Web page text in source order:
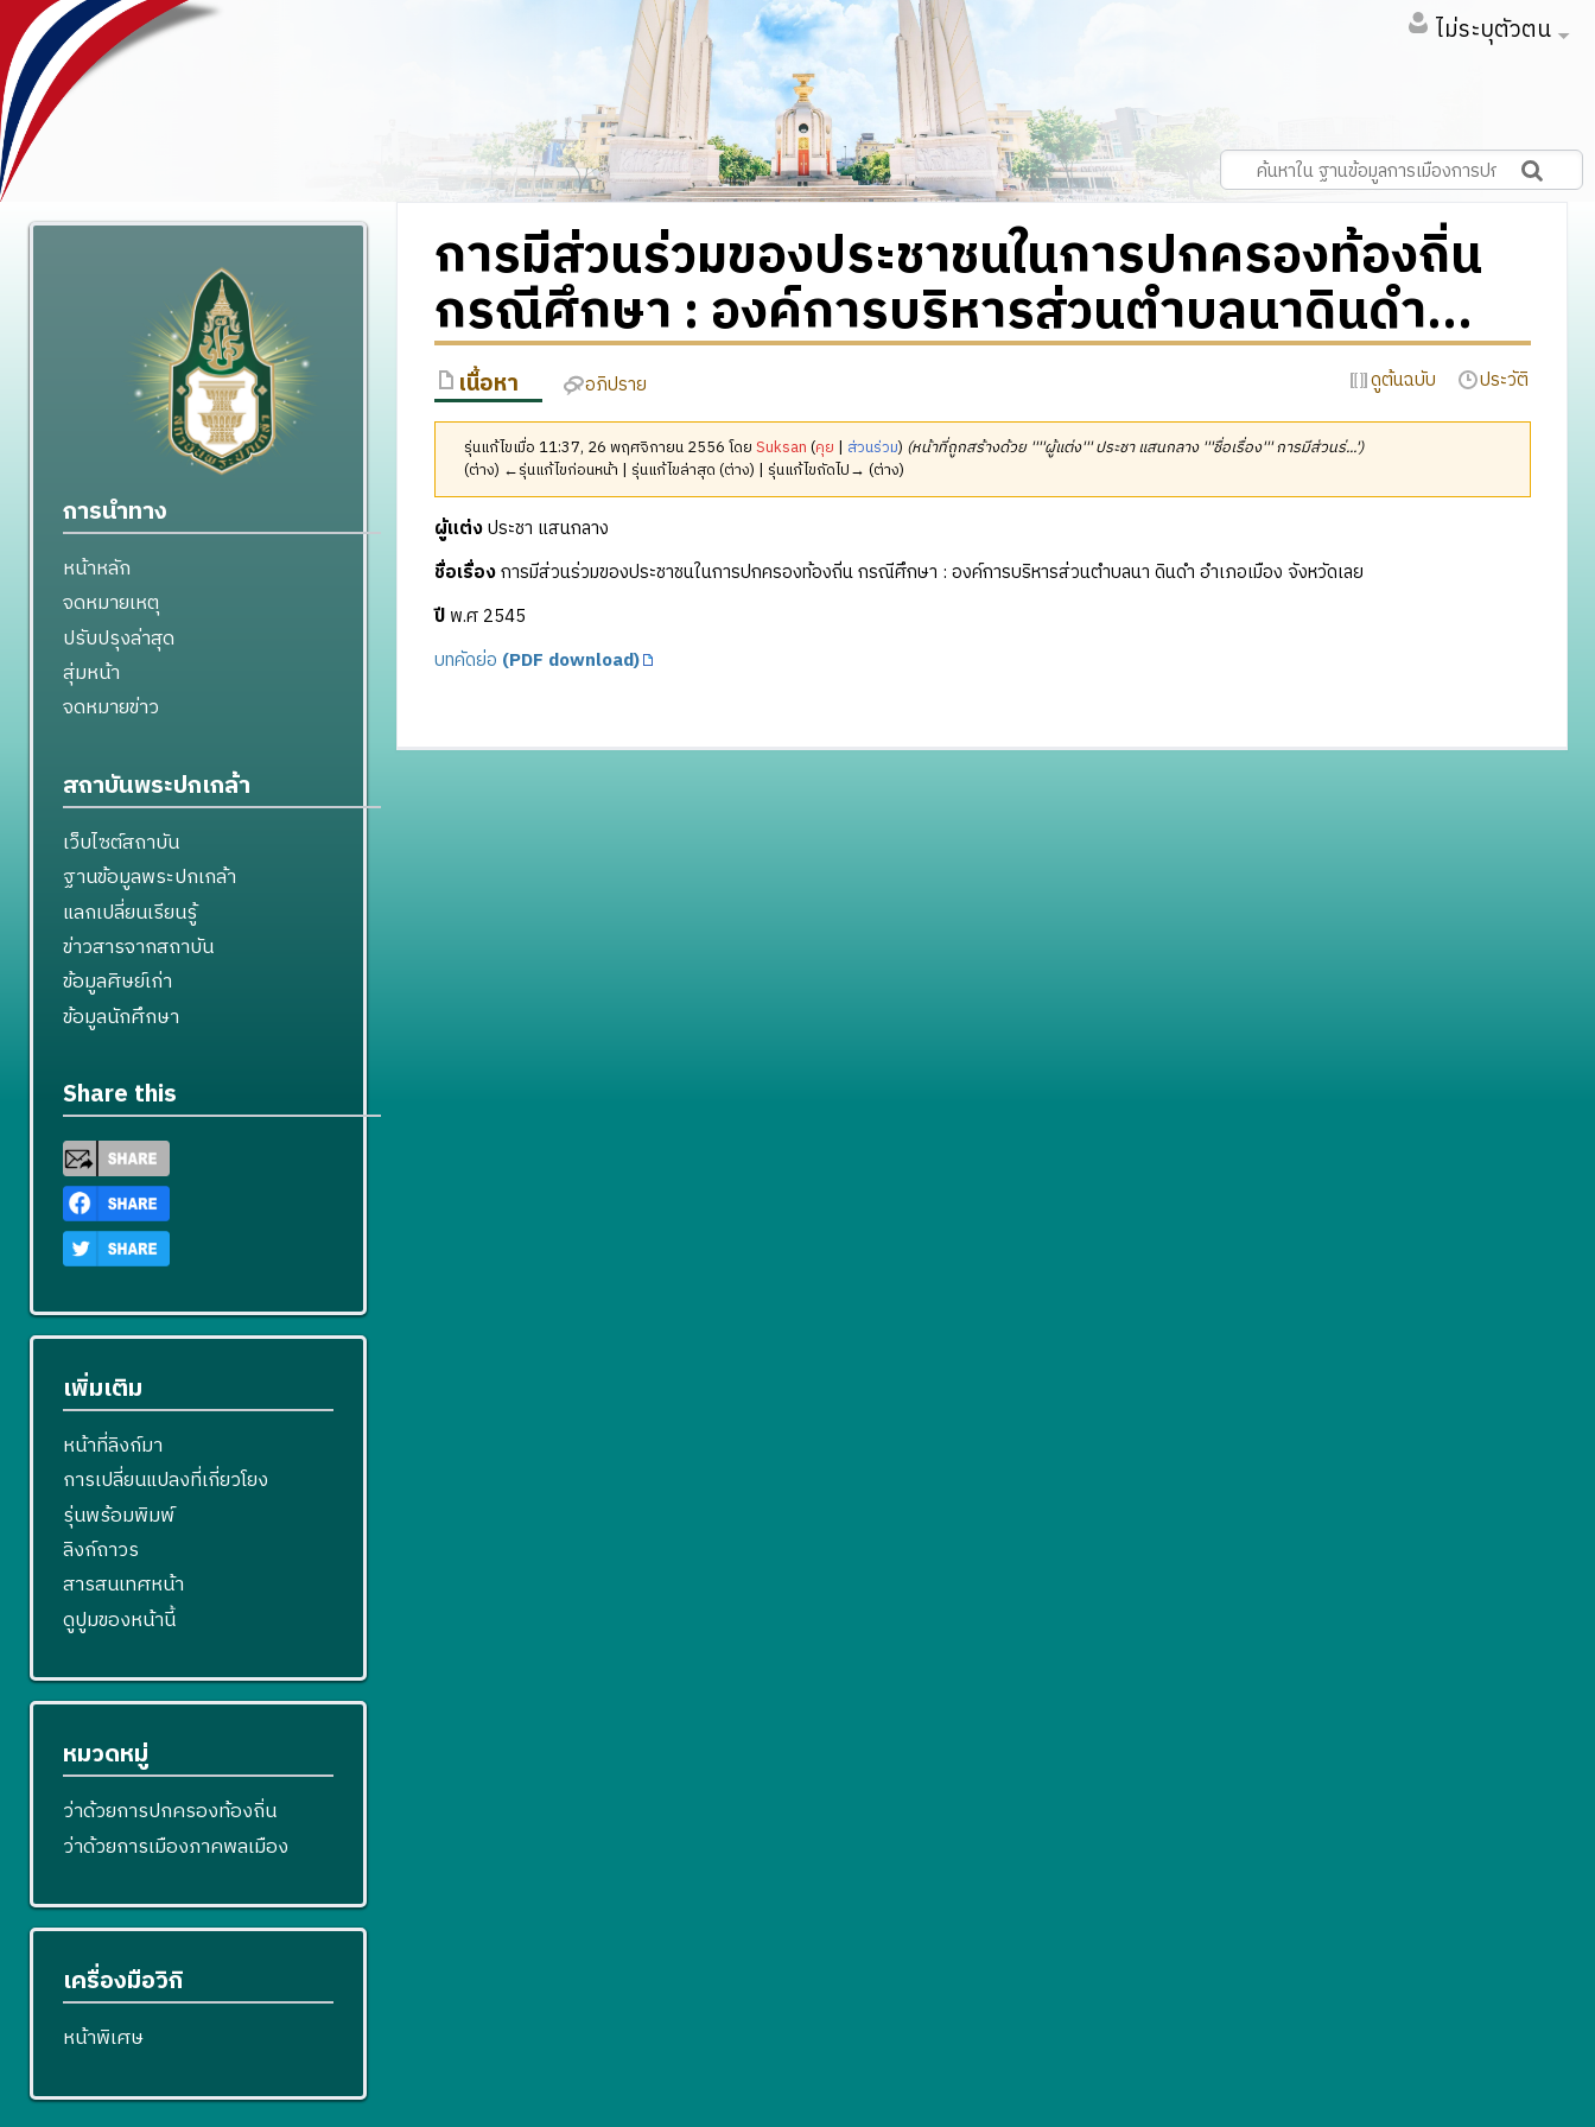
ไม่ระบุตัวตน
การมีส่วนร่วมของประชาชนในการปกครองท้องถิ่น
กรณีศึกษา : องค์การบริหารส่วนตำบลนาดินดำ...
เนื้อหา อภิปราย ดูต้นฉบับ ประวัติ
รุ่นแก้ไขเมื่อ 11:37, 26 พฤศจิกายน 2556 โดยSuksan (คุย | ส่วนร่วม) (หน้าที่ถูกสร้างด้วย ''''ผู้แต่ง''' ประชา แสนกลาง '''ชื่อเรื่อง''' การมีส่วนร่...')
(ต่าง) ←รุ่นแก้ไขก่อนหน้า | รุ่นแก้ไขล่าสุด (ต่าง) | รุ่นแก้ไขถัดไป→ (ต่าง)
ผู้แต่งประชา แสนกลาง
ชื่อเรื่องการมีส่วนร่วมของประชาชนในการปกครองท้องถิ่น กรณีศึกษา : องค์การบริหารส่วนตำบลนา ดินดำ อำเภอเมือง จังหวัดเลย
ปีพ.ศ 2545
บทคัดย่อ (PDF download)
การนำทาง
หน้าหลัก
จดหมายเหตุ
ปรับปรุงล่าสุด
สุ่มหน้า
จดหมายข่าว
สถาบันพระปกเกล้า
เว็บไซต์สถาบัน
ฐานข้อมูลพระปกเกล้า
แลกเปลี่ยนเรียนรู้
ข่าวสารจากสถาบัน
ข้อมูลศิษย์เก่า
ข้อมูลนักศึกษา
Share this
เพิ่มเติม
หน้าที่ลิงก์มา
การเปลี่ยนแปลงที่เกี่ยวโยง
รุ่นพร้อมพิมพ์
ลิงก์ถาวร
สารสนเทศหน้า
ดูปูมของหน้านี้
หมวดหมู่
ว่าด้วยการปกครองท้องถิ่น
ว่าด้วยการเมืองภาคพลเมือง
เครื่องมือวิกิ
หน้าพิเศษ